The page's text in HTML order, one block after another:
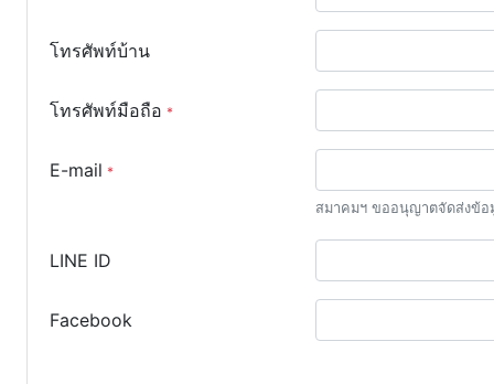
โทรศัพท์บ้าน
โทรศัพท์มือถือ
E-mail
สมาคมฯ ขออนุญาตจัดส่งข้อ
LINE ID
Facebook